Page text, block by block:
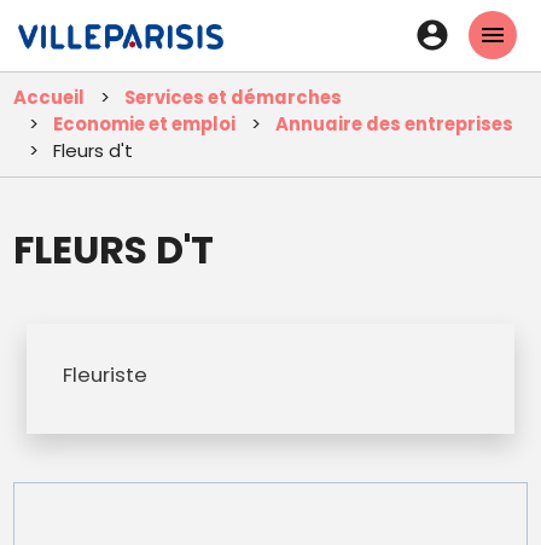
contenu
principal
En-
tête
-
Accueil
Services et démarches
Economie et emploi
Annuaire des entreprises
Fleurs d't
FLEURS D'T
Fleuriste